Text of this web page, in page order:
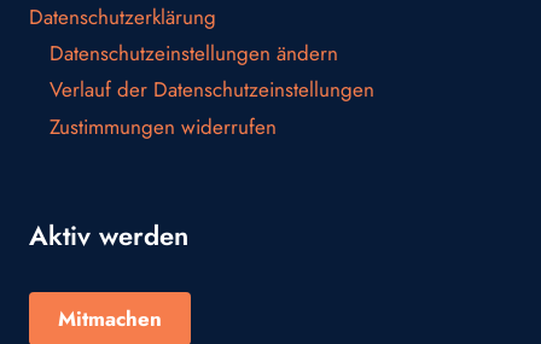
Datenschutzerklärung
Datenschutzeinstellungen ändern
Verlauf der Datenschutzeinstellungen
Zustimmungen widerrufen
Aktiv werden
Mitmachen